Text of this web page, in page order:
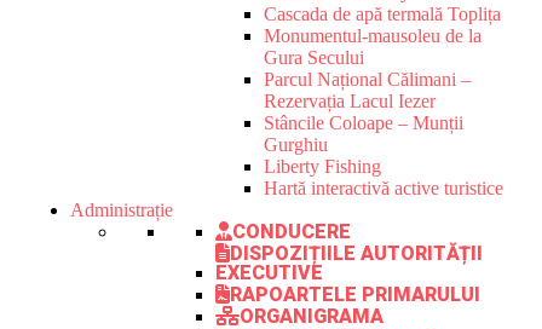
Cascada de apă termală Toplița
Monumentul-mausoleu de la
Gura Secului
Parcul Național Călimani –
Rezervația Lacul Iezer
Stâncile Coloape – Munții
Gurghiu
Liberty Fishing
Hartă interactivă active turistice
Administrație
CONDUCERE
DISPOZIȚIILE AUTORITĂȚII
EXECUTIVE
RAPOARTELE PRIMARULUI
ORGANIGRAMA